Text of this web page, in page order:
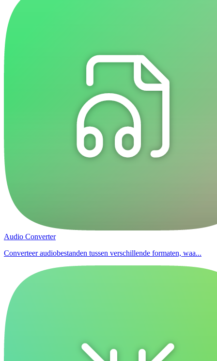
Audio Converter
Converteer audiobestanden tussen verschillende formaten, waa...